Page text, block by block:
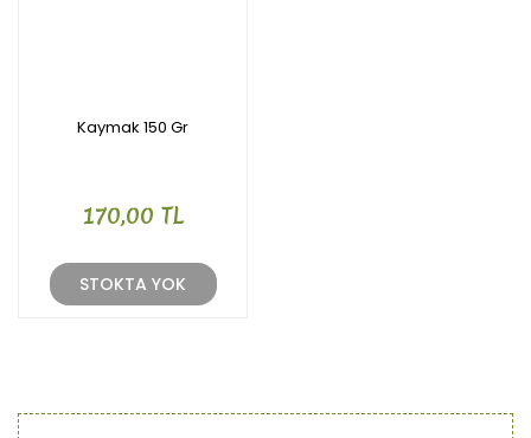
Kaymak 150 Gr
170,00 TL
STOKTA YOK